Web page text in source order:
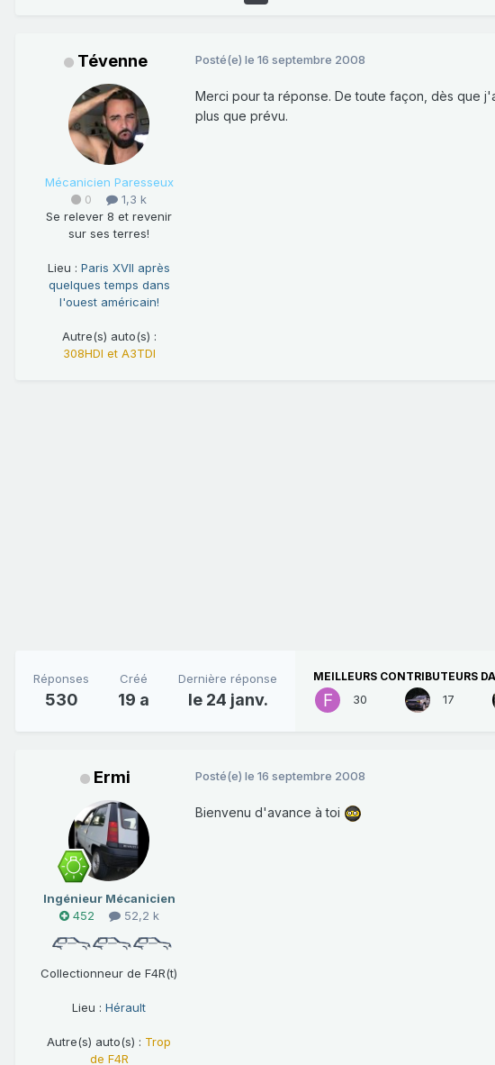
Tévenne
Mécanicien Paresseux
0
1,3 k
Se relever 8 et revenir
sur ses terres!
Lieu : Paris XVII après
quelques temps dans
l'ouest américain!
Autre(s) auto(s) :
308HDI et A3TDI
Posté(e) le 16 septembre 2008
Merci pour ta réponse. De toute façon, dès que
plus que prévu.
Réponses
530
Créé
19 a
Dernière réponse
le 24 janv.
MEILLEURS CONTRIBUTEURS
30 17
Ermi
Ingénieur Mécanicien
452
52,2 k
Collectionneur de F4R(t)
Lieu : Hérault
Autre(s) auto(s) : Trop
de F4R
Posté(e) le 16 septembre 2008
Bienvenu d'avance à toi